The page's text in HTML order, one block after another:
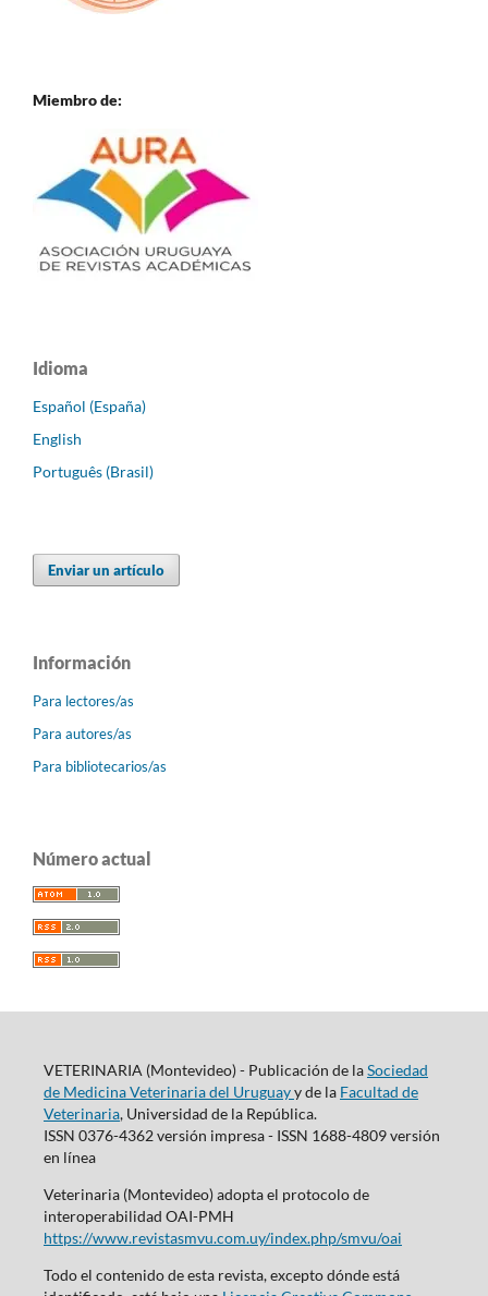
Miembro de:
Idioma
Español (España)
English
Português (Brasil)
Enviar un artículo
Información
Para lectores/as
Para autores/as
Para bibliotecarios/as
Número actual
VETERINARIA (Montevideo) - Publicación de laSociedad
de Medicina Veterinaria del Uruguayy de la Facultad de
Veterinaria, Universidad de la República.
ISSN 0376-4362 versión impresa - ISSN 1688-4809 versión
en línea
Veterinaria (Montevideo) adopta el protocolo de
interoperabilidad OAI-PMH
https://www.revistasmvu.com.uy/index.php/smvu/oai
Todo el contenido de esta revista, excepto dónde está